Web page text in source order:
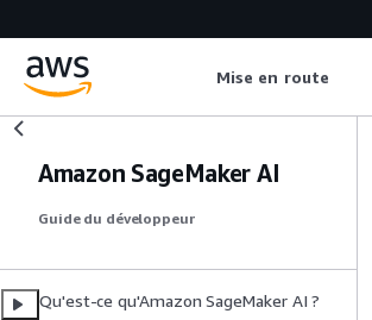
Mise en route
Amazon SageMaker AI
Guide du développeur
Qu'est-ce qu'Amazon SageMaker AI ?